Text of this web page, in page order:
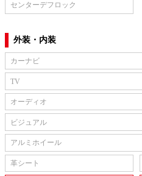
センターデフロック
外装・内装
カーナビ
TV
オーディオ
ビジュアル
アルミホイール
革シート